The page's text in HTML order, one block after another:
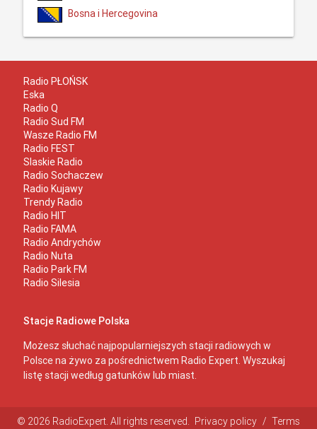
Bosna i Hercegovina
Radio PŁOŃSK
Eska
Radio Q
Radio Sud FM
Wasze Radio FM
Radio FEST
Slaskie Radio
Radio Sochaczew
Radio Kujawy
Trendy Radio
Radio HIT
Radio FAMA
Radio Andrychów
Radio Nuta
Radio Park FM
Radio Silesia
Stacje Radiowe Polska
Możesz słuchać najpopularniejszych stacji radiowych w
Polsce na żywo za pośrednictwem Radio Expert. Wyszukaj
listę stacji według gatunków lub miast.
© 2026 RadioExpert. All rights reserved. Privacy policy / Terms